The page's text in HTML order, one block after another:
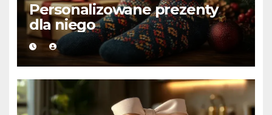
Personalizowane prezenty
dla niego